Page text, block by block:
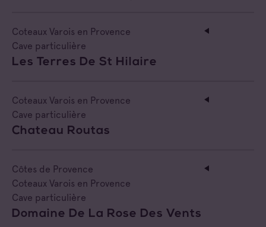
Coteaux Varois en Provence
Cave particulière
Les Terres De St Hilaire
Coteaux Varois en Provence
Cave particulière
Chateau Routas
Côtes de Provence
Coteaux Varois en Provence
Cave particulière
Domaine De La Rose Des Vents